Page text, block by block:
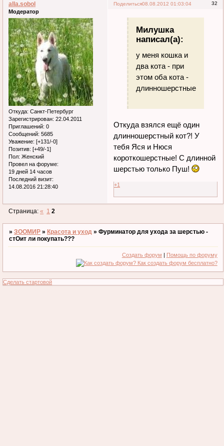
Поделиться 32
08.08.2012 01:03:04
alla.sobol
Модератор
Откуда: Санкт-Петербург
Зарегистрирован: 22.04.2011
Приглашений: 0
Сообщений: 5685
Уважение: [+131/-0]
Позитив: [+49/-1]
Пол: Женский
Провел на форуме:
19 дней 14 часов
Последний визит:
14.08.2016 21:28:40
Милушка
написал(а):
у меня кошка и
два кота - при
этом оба кота -
длинношерстные.
Откуда взялся ещё один
длинношерстный кот?! У
тебя Яся и Нюся
короткошерстные! С длинной
шерстью только Пуш!
+1
Страница:« 1 2
»ЗООМИР » Красота и уход »Фурминатор для ухода за шерстью -
стОит ли покупать???
Создать форум | Помощь по форуму
Сделать стартовой